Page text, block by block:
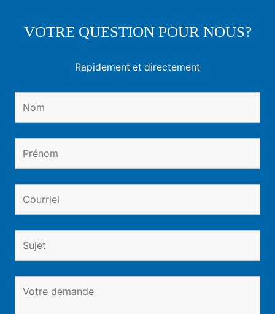
VOTRE QUESTION POUR NOUS?
Rapidement et directement